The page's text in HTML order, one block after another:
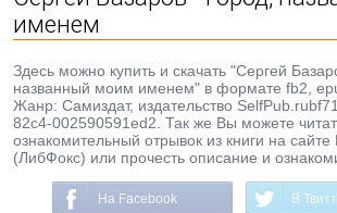
именем
Здесь можно купить и скачать "Сергей
названный моим именем" в формате fb2,
Жанр: Самиздат, издательство
82c4-002590591ed2. Так же Вы можете
ознакомительный отрывок из книги на сайте
(ЛибФокс) или прочесть описание и
На Facebook В